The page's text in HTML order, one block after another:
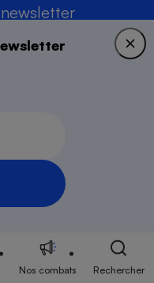
enquêtes réalisés
Newsletter
Nos combats Rechercher